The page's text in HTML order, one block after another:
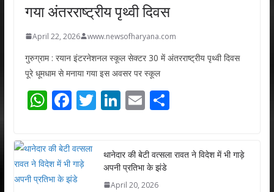
गया अंतरराष्ट्रीय पृथ्वी दिवस
April 22, 2026 www.newsofharyana.com
गुरुग्राम : रयान इंटरनेशनल स्कूल सेक्टर 30 में अंतरराष्ट्रीय पृथ्वी दिवस
पूरे धूमधाम से मनाया गया इस अवसर पर स्कूल
W
at
s
A
F
b
o
T
er
Li
e
dI
E
l
S
e
थानेदार की बेटी वत्सला रावत ने विदेश में भी गाड़े
अपनी प्रतिभा के झंडे
April 20, 2026